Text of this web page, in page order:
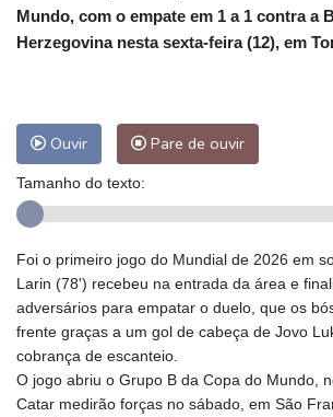
Mundo, com o empate em 1 a 1 contra a
Herzegovina nesta sexta-feira (12), em
Ouvir Pare de ouvir
Tamanho do texto:
Foi o primeiro jogo do Mundial de 2026 em
Larin (78') recebeu na entrada da área e
adversários para empatar o duelo, que os
frente graças a um gol de cabeça de Jovo
cobrança de escanteio.
O jogo abriu o Grupo B da Copa do Mundo,
Catar medirão forças no sábado, em São